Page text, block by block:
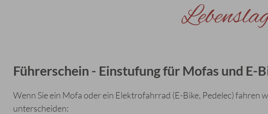
Führerschein - Einstufung für Mofas und E-
Wenn Sie ein Mofa oder ein Elektrofahrrad (E-Bike, Pedelec) fahren
unterscheiden: